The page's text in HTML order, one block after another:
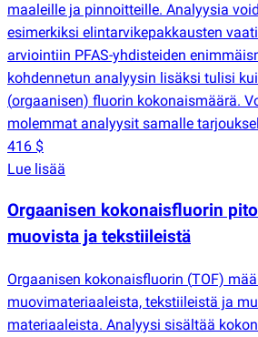
maaleille ja pinnoitteille. Analyysia
esimerkiksi elintarvikepakkausten
arviointiin PFAS-yhdisteiden
kohdennetun analyysin lisäksi tulisi
(orgaanisen) fluorin kokonaismäärä.
molemmat analyysit samalle
416 $
Lue lisää
Orgaanisen kokonaisfluorin
muovista ja tekstiileistä
Orgaanisen kokonaisfluorin (TOF)
muovimateriaaleista, tekstiileistä ja
materiaaleista. Analyysi sisältää